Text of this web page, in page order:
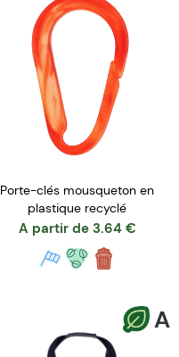
Porte-clés mousqueton en
plastique recyclé
A partir de 3.64 €
A